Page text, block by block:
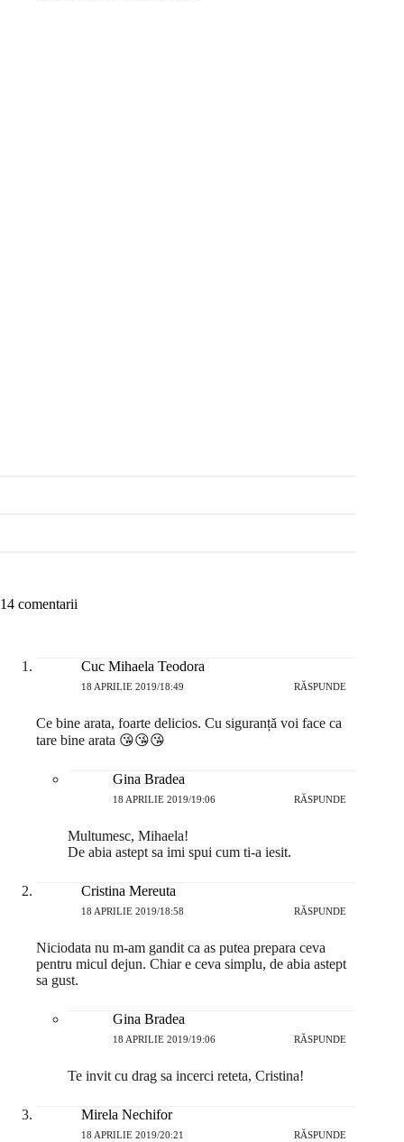
14 comentarii
Cuc Mihaela Teodora
18 APRILIE 2019/18:49 RĂSPUNDE
Ce bine arata, foarte delicios. Cu siguranță voi face ca
tare bine arata 😘😘😘
Gina Bradea
18 APRILIE 2019/19:06 RĂSPUNDE
Multumesc, Mihaela!
De abia astept sa imi spui cum ti-a iesit.
Cristina Mereuta
18 APRILIE 2019/18:58 RĂSPUNDE
Niciodata nu m-am gandit ca as putea prepara ceva
pentru micul dejun. Chiar e ceva simplu, de abia astept
sa gust.
Gina Bradea
18 APRILIE 2019/19:06 RĂSPUNDE
Te invit cu drag sa incerci reteta, Cristina!
Mirela Nechifor
18 APRILIE 2019/20:21 RĂSPUNDE